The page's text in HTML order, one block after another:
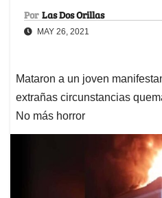
Por Las Dos Orillas
MAY 26, 2021
Mataron a un joven
extrañas circunstancias
No más horror